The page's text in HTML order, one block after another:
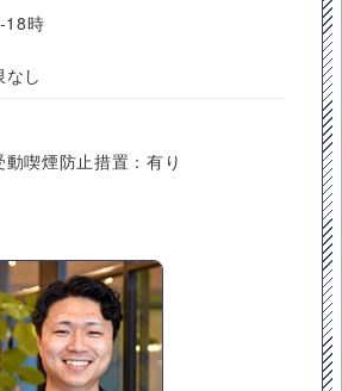
18時
なし
喫煙防止措置：有り